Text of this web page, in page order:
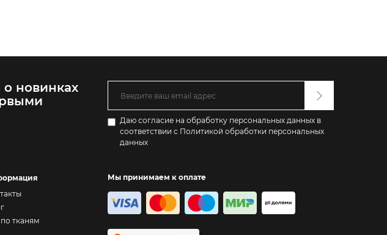
о новинках
Даю согласие на обработку персональных данных в
соответствии с Политикой обработки персональных
данных
тканям
Мы принимаем к оплате